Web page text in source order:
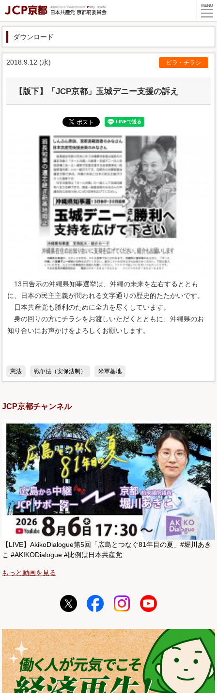
ダウンロード
2018.9.12 (水) ビラ・チラシ
【版下】「JCP京都」玉城デニー支援の訴え
13日告示の沖縄県知事選挙は、沖縄の未来を左右するととも
に、日本の民主主義が問われる文字通りの歴史的たたかいです。
日本共産党も勝利のために全力を尽くしています。
身の回りの方にチラシをお渡しいただくとともに、沖縄県のお
知り合いにお声かけをよろしくお願いします。
憲法 戦争法（安保法制） 米軍基地
JCP京都チャンネル
【LIVE】AkikoDialogue第5回「広島とつなぐ81年目の夏」#堀川あき
こ #AKIKODialogue #比例は日本共産党
もっと動画を見る